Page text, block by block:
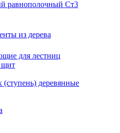
из дерева
для лестниц
щит
деревянные